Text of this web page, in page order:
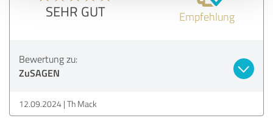
SEHR GUT Empfehlung
Bewertung zu:
ZuSAGEN
12.09.2024 Th Mack